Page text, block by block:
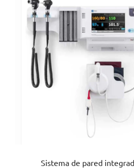
Sistema de pared